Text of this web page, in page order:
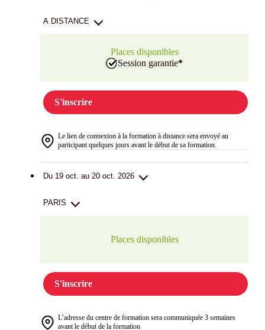
A DISTANCE
Places disponibles
Session garantie*
S'inscrire
Le lien de connexion à la formation à distance sera envoyé au
participant quelques jours avant le début de sa formation.
Du 19 oct. au 20 oct. 2026
PARIS
Places disponibles
S'inscrire
L’adresse du centre de formation sera communiquée 3 semaines
avant le début de la formation